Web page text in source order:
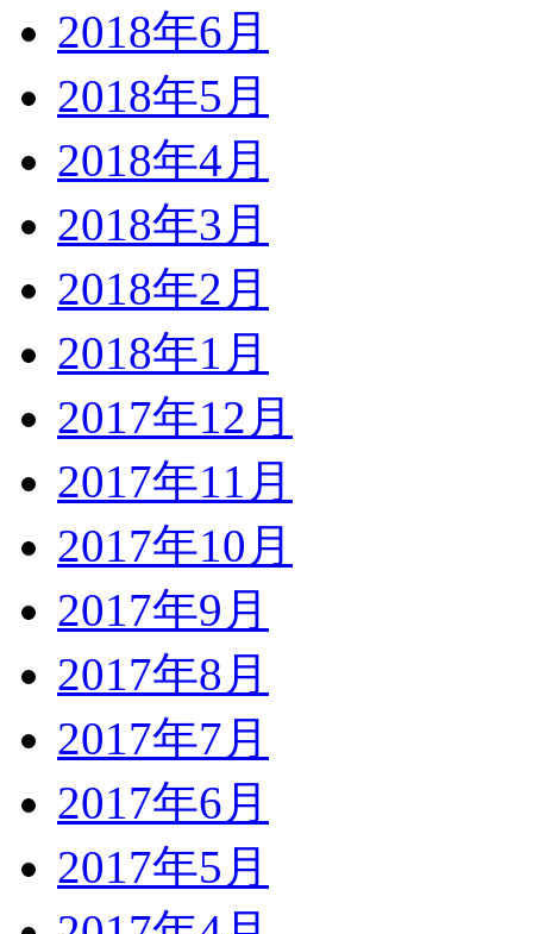
2018年6月
2018年5月
2018年4月
2018年3月
2018年2月
2018年1月
2017年12月
2017年11月
2017年10月
2017年9月
2017年8月
2017年7月
2017年6月
2017年5月